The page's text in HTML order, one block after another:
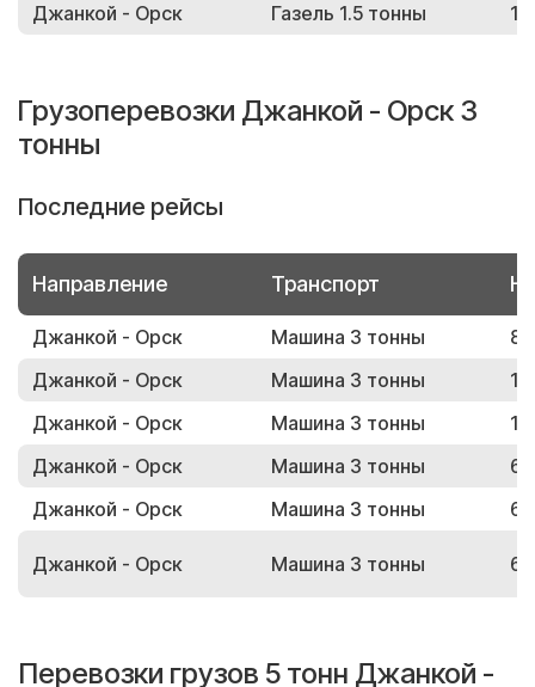
Джанкой - Орск
Газель 1.5 тонны
Грузоперевозки Джанкой - Орск 3
тонны
Последние рейсы
Направление Транспорт
Джанкой - Орск Машина 3 тонны
Джанкой - Орск
Машина 3 тонны
Джанкой - Орск
Машина 3 тонны
Джанкой - Орск
Машина 3 тонны
Джанкой - Орск
Машина 3 тонны
Джанкой - Орск Машина 3 тонны
Перевозки грузов 5 тонн Джанкой -